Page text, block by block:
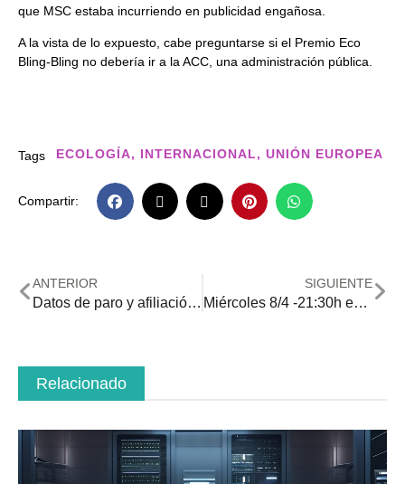
que MSC estaba incurriendo en publicidad engañosa.
A la vista de lo expuesto, cabe preguntarse si el Premio Eco
Bling-Bling no debería ir a la ACC, una administración pública.
Tags ECOLOGÍA, INTERNACIONAL, UNIÓN EUROPEA
Compartir:
ANTERIOR
Datos de paro y afiliación a la Seguridad Social marzo de 2026
SIGUIENTE
Miércoles 8/4 -21:30h en directo «Misión espacial #Artemise2: es el #espacio nuestro próximo hogar?”
Relacionado